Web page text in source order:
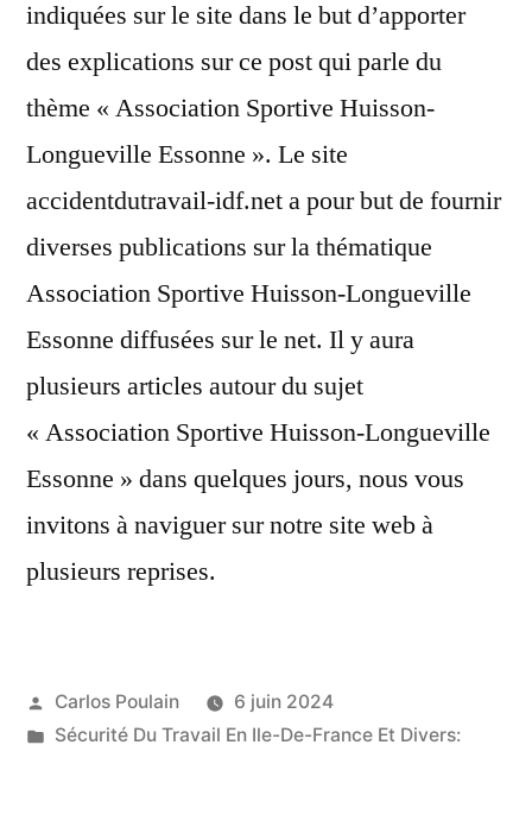
indiquées sur le site dans le but d’apporter
des explications sur ce post qui parle du
thème « Association Sportive Huisson-
Longueville Essonne ». Le site
accidentdutravail-idf.net a pour but de fournir
diverses publications sur la thématique
Association Sportive Huisson-Longueville
Essonne diffusées sur le net. Il y aura
plusieurs articles autour du sujet
« Association Sportive Huisson-Longueville
Essonne » dans quelques jours, nous vous
invitons à naviguer sur notre site web à
plusieurs reprises.
Publié
par
Carlos Poulain
6 juin 2024
Publié
Sécurité Du Travail En Ile-De-France Et Divers: